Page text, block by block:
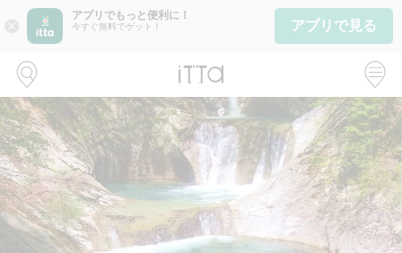
close
アプリでもっと便利に！
今すぐ無料でゲット！ アプリで見る